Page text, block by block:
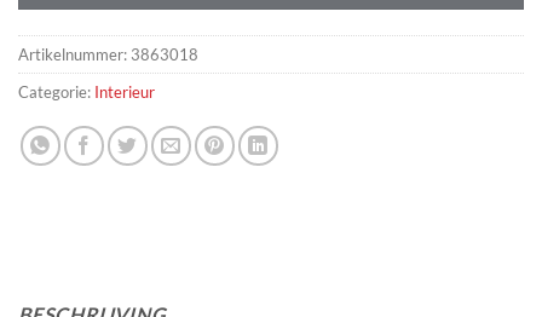
Artikelnummer: 3863018
Categorie: Interieur